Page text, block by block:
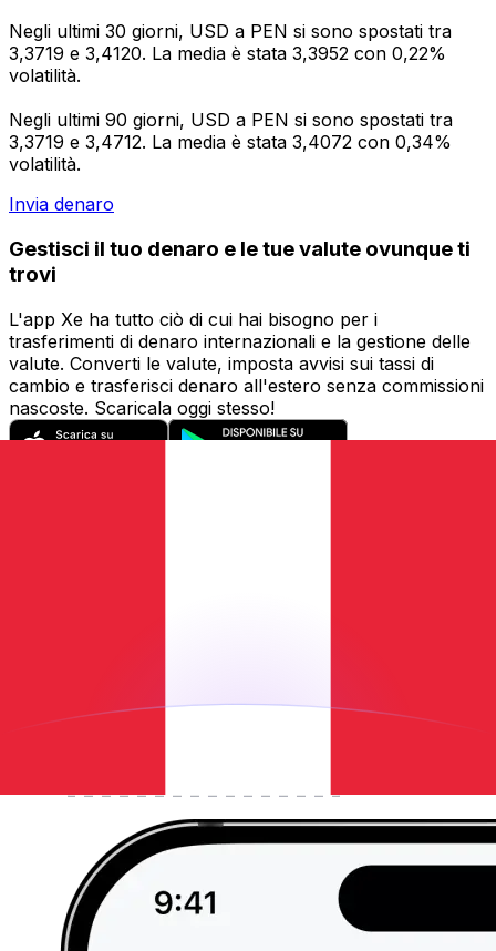
Negli ultimi 30 giorni, USD a PEN si sono spostati tra
3,3719 e 3,4120. La media è stata 3,3952 con 0,22%
volatilità.
Negli ultimi 90 giorni, USD a PEN si sono spostati tra
3,3719 e 3,4712. La media è stata 3,4072 con 0,34%
volatilità.
Invia denaro
Gestisci il tuo denaro e le tue valute ovunque ti
trovi
L'app Xe ha tutto ciò di cui hai bisogno per i
trasferimenti di denaro internazionali e la gestione delle
valute. Converti le valute, imposta avvisi sui tassi di
cambio e trasferisci denaro all'estero senza commissioni
nascoste. Scaricala oggi stesso!